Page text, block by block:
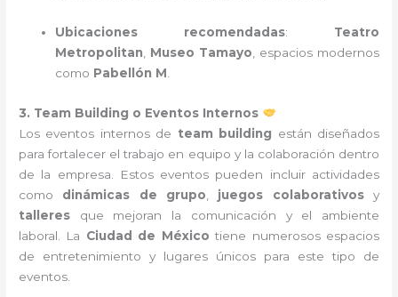
Ubicaciones recomendadas: Teatro
Metropolitan
Museo Tamayo , espacios modernos
como Pabellón M
3. Team Building o Eventos Internos
Los eventos internos de team building están diseñados
para fortalecer el trabajo en equipo y la colaboración dentro
de la empresa. Estos eventos pueden incluir actividades
como dinámicas de grupo juegos colaborativosy
talleres que mejoran la comunicación y el ambiente
laboral. La Ciudad de México tiene numerosos espacios
de entretenimiento y lugares únicos para este tipo de
eventos.